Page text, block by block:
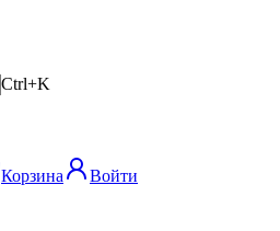
Ctrl+K
Корзина Войти